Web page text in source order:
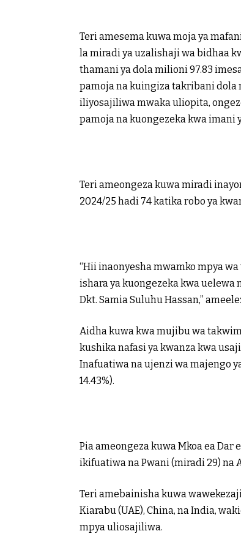
Teri amesema kuwa moja ya
la miradi ya uzalishaji wa bidhaa
thamani ya dola milioni 97.83
pamoja na kuingiza takribani
iliyosajiliwa mwaka uliopita,
pamoja na kuongezeka kwa imani
Teri ameongeza kuwa miradi
2024/25 hadi 74 katika robo ya
“Hii inaonyesha mwamko mpya
ishara ya kuongezeka kwa uelewa
Dkt. Samia Suluhu Hassan,”
Aidha kuwa kwa mujibu wa
kushika nafasi ya kwanza kwa
Inafuatiwa na ujenzi wa majengo
14.43%).
Pia ameongeza kuwa Mkoa ea Dar
ikifuatiwa na Pwani (miradi 29) na
Teri amebainisha kuwa
Kiarabu (UAE), China, na India,
mpya uliosajiliwa.